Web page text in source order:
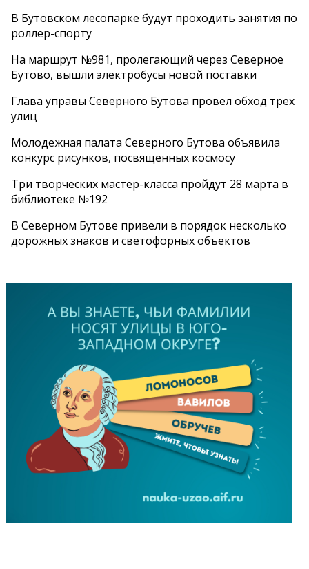
В Бутовском лесопарке будут проходить занятия по
роллер-спорту
На маршрут №981, пролегающий через Северное
Бутово, вышли электробусы новой поставки
Глава управы Северного Бутова провел обход трех
улиц
Молодежная палата Северного Бутова объявила
конкурс рисунков, посвященных космосу
Три творческих мастер-класса пройдут 28 марта в
библиотеке №192
В Северном Бутове привели в порядок несколько
дорожных знаков и светофорных объектов